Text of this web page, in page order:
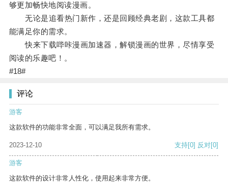
够更加畅快地阅读漫画。
无论是追看热门新作，还是回顾经典老剧，这款工具都
能满足你的需求。
快来下载哔咔漫画加速器，解锁漫画的世界，尽情享受
阅读的乐趣吧！。
#18#
评论
游客
这款软件的功能非常全面，可以满足我所有需求。
2023-12-10 支持[0] 反对[0]
游客
这款软件的设计非常人性化，使用起来非常方便。